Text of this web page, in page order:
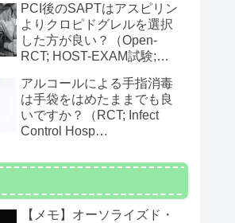
PCI後のSAPTはアスピリン
よりクロピドグレルを選択
した方が良い？（Open-
RCT; HOST-EXAM試験;
アルコールによる手指消毒
は手袋をはめたままでも良
いですか？（RCT; Infect
Control Hosp
【メモ】オーソライズド・